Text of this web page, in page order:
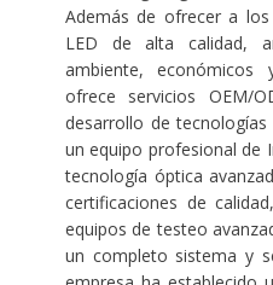
Además de ofrecer a
LED de alta calidad,
ambiente, económicos
ofrece servicios OEM/
desarrollo de
un equipo profesional de
tecnología óptica
certificaciones de
equipos de testeo
un completo sistema y